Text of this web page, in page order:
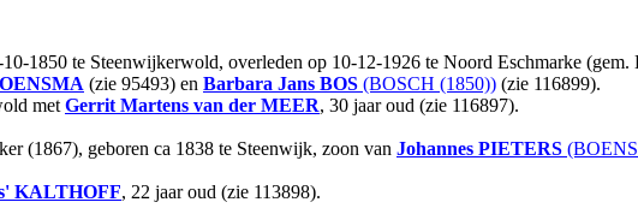
10-1850 te Steenwijkerwold, overleden op 10-12-1926 te Noord Eschmarke
(zie 95493) en Barbara Jans BOS (BOSCH (1850)) (zie 116899).
met Gerrit Martens van der MEER, 30 jaar oud (zie 116897).
(1867), geboren ca 1838 te Steenwijk, zoon van Johannes PIETERS
KALTHOFF, 22 jaar oud (zie 113898).